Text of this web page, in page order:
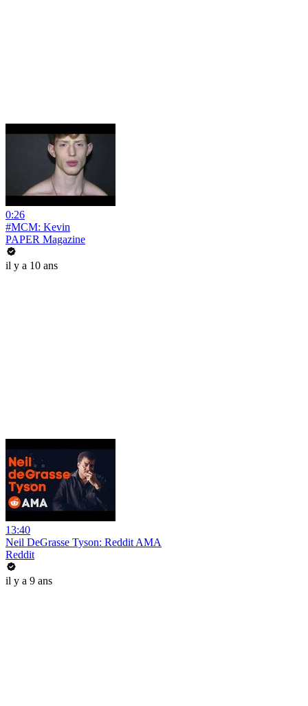
0:26
#MCM: Kevin
PAPER Magazine
il y a 10 ans
13:40
Neil DeGrasse Tyson: Reddit AMA
Reddit
il y a 9 ans